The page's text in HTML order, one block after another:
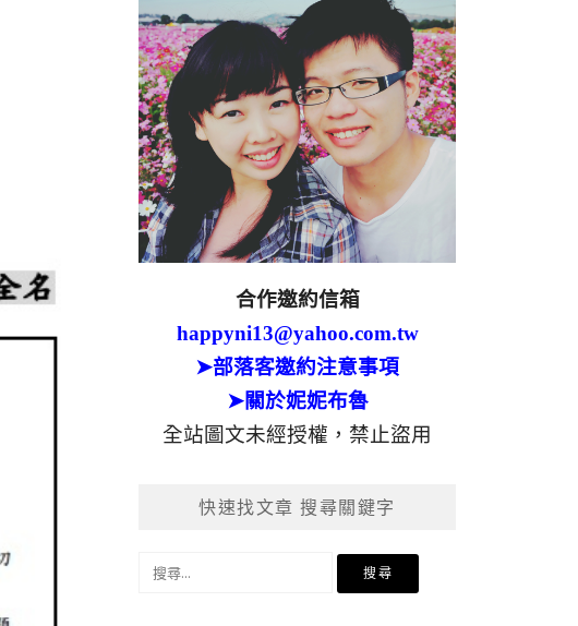
合作邀約信箱
happyni13@yahoo.com.tw
➤部落客邀約注意事項
➤關於妮妮布魯
全站圖文未經授權，禁止盜用
快速找文章 搜尋關鍵字